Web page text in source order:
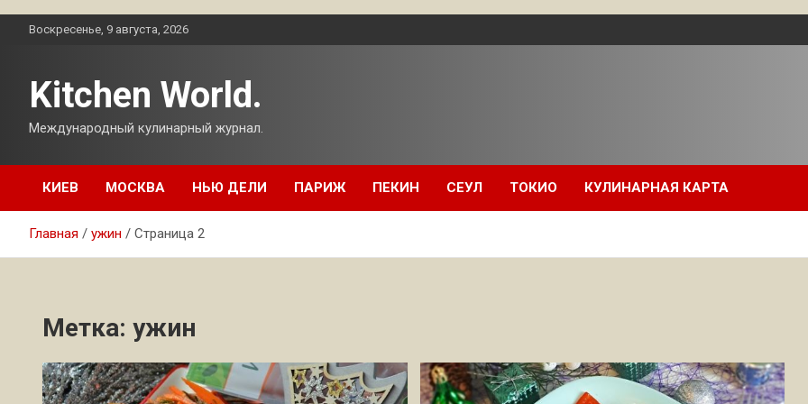
ПерейтиВоскресенье, 9 августа, 2026
Kitchen World.
Международный кулинарный журнал.
КИЕВ МОСКВА НЬЮ ДЕЛИ ПАРИЖ ПЕКИН СЕУЛ ТОКИО КУЛИНАРНАЯ КАРТА
Главная ужин Страница 2
Метка: ужин